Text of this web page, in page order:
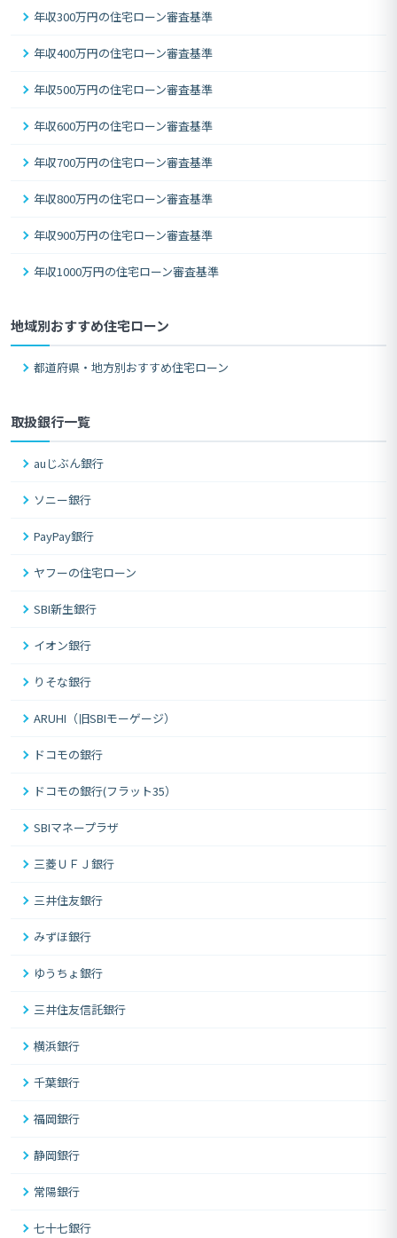
年収300万円の住宅ローン審査基準
年収400万円の住宅ローン審査基準
年収500万円の住宅ローン審査基準
年収600万円の住宅ローン審査基準
年収700万円の住宅ローン審査基準
年収800万円の住宅ローン審査基準
年収900万円の住宅ローン審査基準
年収1000万円の住宅ローン審査基準
地域別おすすめ住宅ローン
都道府県・地方別おすすめ住宅ローン
取扱銀行一覧
auじぶん銀行
ソニー銀行
PayPay銀行
ヤフーの住宅ローン
SBI新生銀行
イオン銀行
りそな銀行
ARUHI（旧SBIモーゲージ）
ドコモの銀行
ドコモの銀行(フラット35）
SBIマネープラザ
三菱ＵＦＪ銀行
三井住友銀行
みずほ銀行
ゆうちょ銀行
三井住友信託銀行
横浜銀行
千葉銀行
福岡銀行
静岡銀行
常陽銀行
七十七銀行